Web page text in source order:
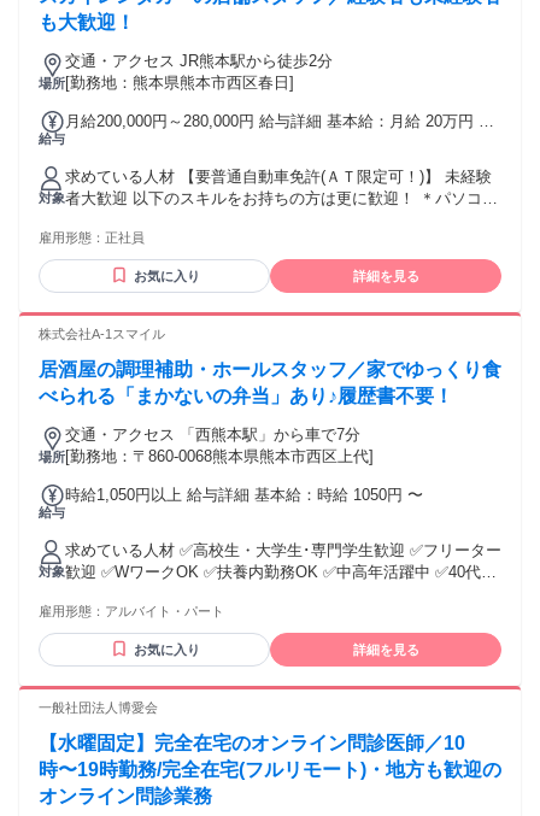
も大歓迎！
場所
交通・アクセス JR熊本駅から徒歩2分
[勤務地：熊本県熊本市西区春日]
給与
月給200,000円～280,000円 給与詳細 基本給：月給 20万円 〜
れる通勤・皆勤・家族手当金額：なし 全員に一律で支払われ
るその他手当金額：なし ※残業手当（別途支給） ※英語、韓
国語の言語手当（社内規定あり） ※詳細は面接時にお気軽に
お尋ねください。
対象
求めている人材 【要普通自動車免許(ＡＴ限定可！)】 未経験
者大歓迎 以下のスキルをお持ちの方は更に歓迎！ ＊パソコン
話すのが好きな方 ＊長くスカイレンタカー九州で働いてくれ
る方！！ もちろん経験者の方も大歓迎 経験実績などを考慮し
てスタートの給与を決めさせていただきます！
雇用形態： 正社員
お気に入り 詳細を見る
株式会社A-1スマイル
居酒屋の調理補助・ホールスタッフ／家でゆっくり食
べられる「まかないの弁当」あり♪履歴書不要！
場所
交通・アクセス 「西熊本駅」から車で7分
[勤務地：〒860-0068熊本県熊本市西区上代]
給与
時給1,050円以上 給与詳細 基本給：時給 1050円 〜
対象
求めている人材 ✅高校生・大学生･専門学生歓迎 ✅フリーター
歓迎 ✅WワークOK ✅扶養内勤務OK ✅中高年活躍中 ✅40代、
雇用形態： アルバイト・パート
お気に入り 詳細を見る
一般社団法人博愛会
【水曜固定】完全在宅のオンライン問診医師／10
時〜19時勤務/完全在宅(フルリモート)・地方も歓迎の
オンライン問診業務